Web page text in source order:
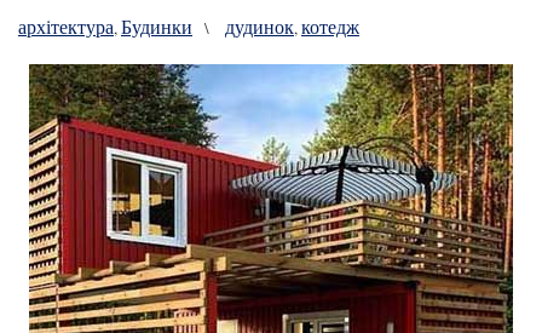
архітектура,Будинки \ дудинок,котедж